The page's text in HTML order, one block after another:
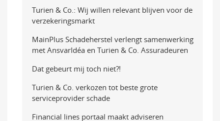
Turien & Co.: Wij willen relevant blijven voor de
verzekeringsmarkt
MainPlus Schadeherstel verlengt samenwerking
met AnsvarIdéa en Turien & Co. Assuradeuren
Dat gebeurt mij toch niet?!
Turien & Co. verkozen tot beste grote
serviceprovider schade
Financial lines portaal maakt adviseren